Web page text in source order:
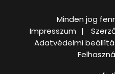
Minden jog
Impresszum
Adatvédelmi